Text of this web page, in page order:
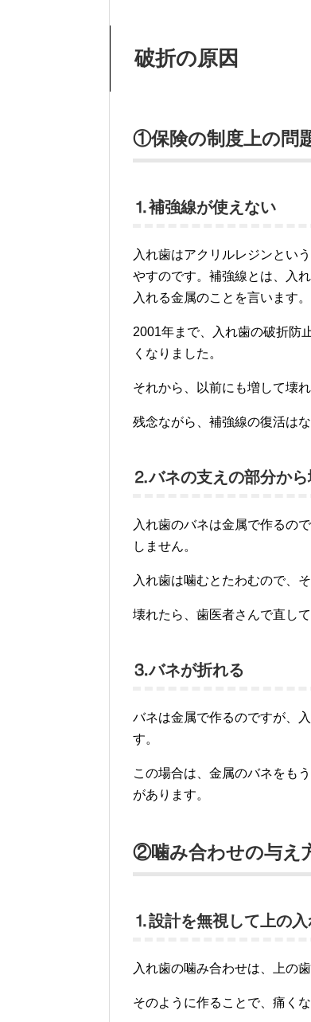
破折の原因
①保険の制度上の問
⒈補強線が使えない
入れ歯はアクリルレジンとい
やすのです。補強線とは、入
入れる金属のことを言います。
2001年まで、入れ歯の破折防
くなりました。
それから、以前にも増して壊
残念ながら、補強線の復活は
⒉バネの支えの部分から
入れ歯のバネは金属で作るの
しません。
入れ歯は噛むとたわむので、
壊れたら、歯医者さんで直し
⒊バネが折れる
バネは金属で作るのですが、
す。
この場合は、金属のバネをも
があります。
②噛み合わせの与え
⒈設計を無視して上の
入れ歯の噛み合わせは、上の
そのように作ることで、痛く